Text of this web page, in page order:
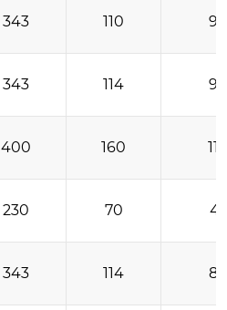
343 110 90
343 114 90
400 160
230 70 45
343 114 80